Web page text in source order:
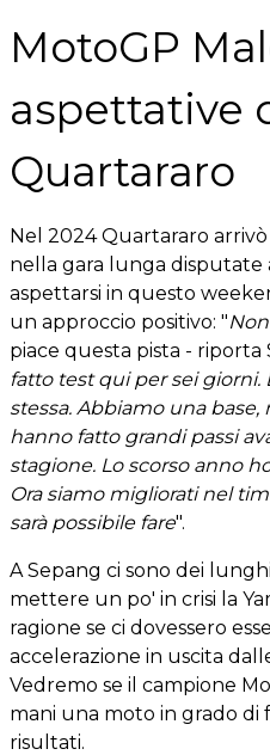
MotoGP
aspettative
Quartararo
Nel 2024 Quartararo arrivò
nella gara lunga disputate
aspettarsi in questo
un approccio positivo: "
piace questa pista - riporta
fatto test qui per sei giorni.
stessa. Abbiamo una
hanno fatto grandi passi
stagione. Lo scorso anno
Ora siamo migliorati nel
sarà possibile fare".
A Sepang ci sono dei
mettere un po' in crisi la
ragione se ci dovessero
accelerazione in uscita
Vedremo se il campione
mani una moto in grado
risultati.